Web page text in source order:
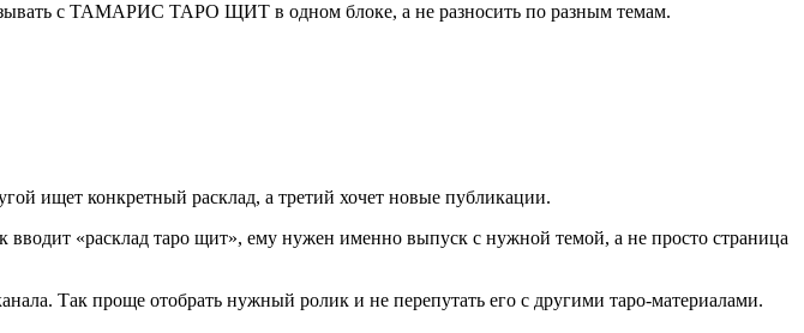
с ТАМАРИС ТАРО ЩИТ в одном блоке, а не разносить по разным темам.
ищет конкретный расклад, а третий хочет новые публикации.
вводит «расклад таро щит», ему нужен именно выпуск с нужной темой, а не просто страница
Так проще отобрать нужный ролик и не перепутать его с другими таро-материалами.